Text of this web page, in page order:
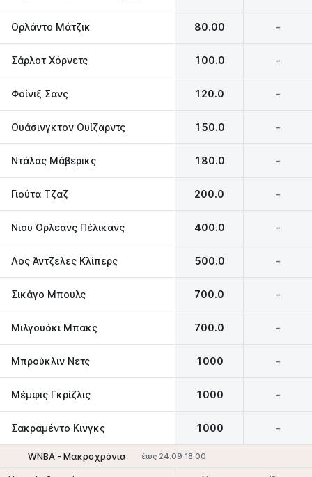
Ορλάντο Μάτζικ 80.00 -
Σάρλοτ Χόρνετς 100.0 -
Φοίνιξ Σανς 120.0 -
Ουάσινγκτον Ουίζαρντς‎ 150.0 -
Ντάλας Μάβερικς 180.0 -
Γιούτα Τζαζ 200.0 -
Νιου Όρλεανς Πέλικανς 400.0 -
Λος Άντζελες Κλίπερς 500.0 -
Σικάγο Μπουλς 700.0 -
Μιλγουόκι Μπακς 700.0 -
Μπρούκλιν Νετς 1000 -
Μέμφις Γκρίζλις 1000 -
Σακραμέντο Κινγκς 1000 -
WNBA - Mακροχρόνια έως 24.09 18:00